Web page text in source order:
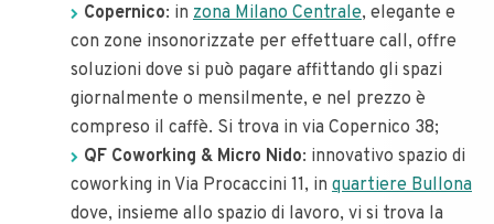
Copernico: in zona Milano Centrale, elegante e
con zone insonorizzate per effettuare call, offre
soluzioni dove si può pagare affittando gli spazi
giornalmente o mensilmente, e nel prezzo è
compreso il caffè. Si trova in via Copernico 38;
QF Coworking & Micro Nido: innovativo spazio di
coworking in Via Procaccini 11, in quartiere Bullona
dove, insieme allo spazio di lavoro, vi si trova la